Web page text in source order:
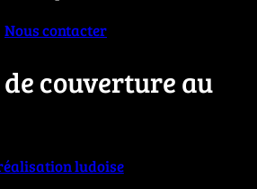
Nous contacter
couverture au
ludoise